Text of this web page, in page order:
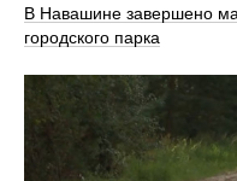
В Навашине завершено
городского парка